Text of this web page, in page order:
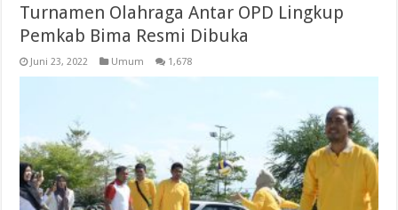
Turnamen Olahraga Antar OPD Lingkup
Pemkab Bima Resmi Dibuka
Juni 23, 2022 Umum 1,678